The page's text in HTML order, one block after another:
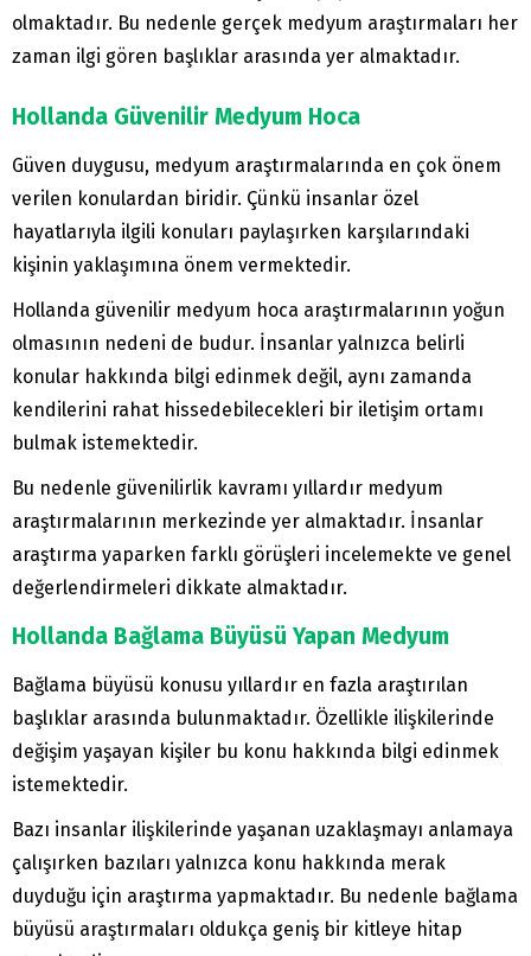
olmaktadır. Bu nedenle gerçek medyum araştırmaları her
zaman ilgi gören başlıklar arasında yer almaktadır.
Hollanda Güvenilir Medyum Hoca
Güven duygusu, medyum araştırmalarında en çok önem
verilen konulardan biridir. Çünkü insanlar özel
hayatlarıyla ilgili konuları paylaşırken karşılarındaki
kişinin yaklaşımına önem vermektedir.
Hollanda güvenilir medyum hoca araştırmalarının yoğun
olmasının nedeni de budur. İnsanlar yalnızca belirli
konular hakkında bilgi edinmek değil, aynı zamanda
kendilerini rahat hissedebilecekleri bir iletişim ortamı
bulmak istemektedir.
Bu nedenle güvenilirlik kavramı yıllardır medyum
araştırmalarının merkezinde yer almaktadır. İnsanlar
araştırma yaparken farklı görüşleri incelemekte ve genel
değerlendirmeleri dikkate almaktadır.
Hollanda Bağlama Büyüsü Yapan Medyum
Bağlama büyüsü konusu yıllardır en fazla araştırılan
başlıklar arasında bulunmaktadır. Özellikle ilişkilerinde
değişim yaşayan kişiler bu konu hakkında bilgi edinmek
istemektedir.
Bazı insanlar ilişkilerinde yaşanan uzaklaşmayı anlamaya
çalışırken bazıları yalnızca konu hakkında merak
duyduğu için araştırma yapmaktadır. Bu nedenle bağlama
büyüsü araştırmaları oldukça geniş bir kitleye hitap